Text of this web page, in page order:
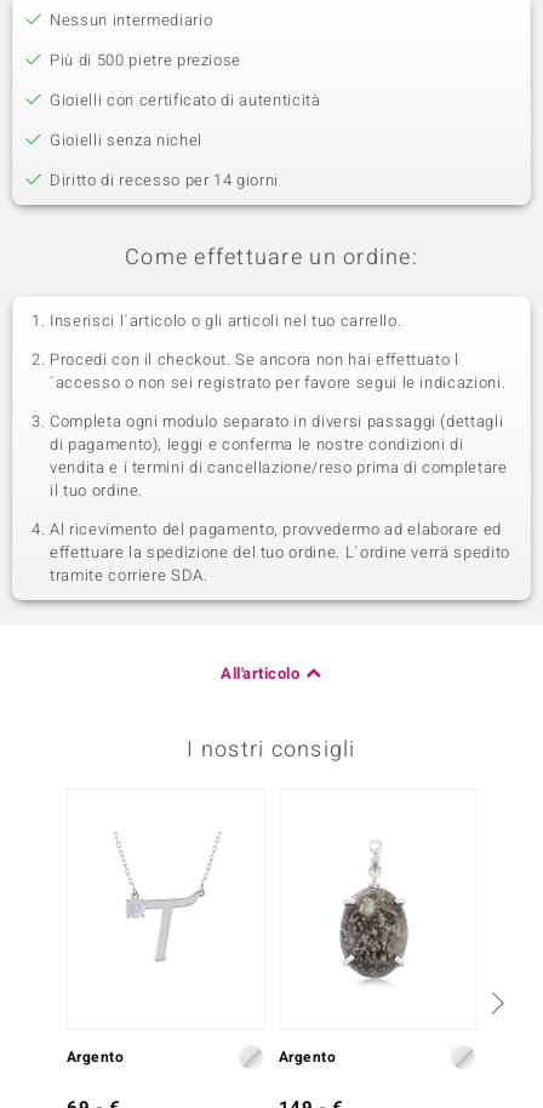
Nessun intermediario
Più di 500 pietre preziose
Gioielli con certificato di autenticità
Gioielli senza nichel
Diritto di recesso per 14 giorni
Come effettuare un ordine:
Inserisci l´articolo o gli articoli nel tuo carrello.
Procedi con il checkout. Se ancora non hai effettuato l
´accesso o non sei registrato per favore segui le indicazioni.
Completa ogni modulo separato in diversi passaggi (dettagli
di pagamento), leggi e conferma le nostre condizioni di
vendita e i termini di cancellazione/reso prima di completare
il tuo ordine.
Al ricevimento del pagamento, provvedermo ad elaborare ed
effettuare la spedizione del tuo ordine. L´ordine verrá spedito
tramite corriere SDA.
All'articolo
I nostri consigli
Argento Argento